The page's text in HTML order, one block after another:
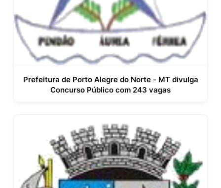
Prefeitura de Porto Alegre do Norte - MT divulga
Concurso Público com 243 vagas